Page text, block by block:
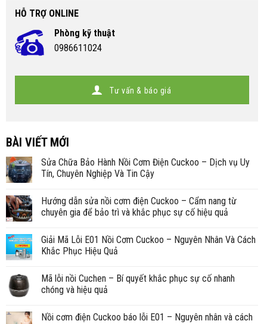
HỖ TRỢ ONLINE
Phòng kỹ thuật
0986611024
Tư vấn & báo giá
BÀI VIẾT MỚI
Sửa Chữa Bảo Hành Nồi Cơm Điện Cuckoo – Dịch vụ Uy
Tín, Chuyên Nghiệp Và Tin Cậy
Hướng dẫn sửa nồi cơm điện Cuckoo – Cẩm nang từ
chuyên gia để bảo trì và khắc phục sự cố hiệu quả
Giải Mã Lỗi E01 Nồi Cơm Cuckoo – Nguyên Nhân Và Cách
Khắc Phục Hiệu Quả
Mã lỗi nồi Cuchen – Bí quyết khắc phục sự cố nhanh
chóng và hiệu quả
Nồi cơm điện Cuckoo báo lỗi E01 – Nguyên nhân và cách